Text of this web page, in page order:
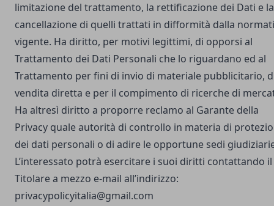
limitazione del trattamento, la rettificazione dei Dati e la
cancellazione di quelli trattati in difformità dalla
vigente. Ha diritto, per motivi legittimi, di opporsi al
Trattamento dei Dati Personali che lo riguardano ed al
Trattamento per fini di invio di materiale pubblicitario,
vendita diretta e per il compimento di ricerche di
Ha altresì diritto a proporre reclamo al Garante della
Privacy quale autorità di controllo in materia di
dei dati personali o di adire le opportune sedi
L’interessato potrà esercitare i suoi diritti contattando il
Titolare a mezzo e-mail all’indirizzo:
privacypolicyitalia@gmail.com